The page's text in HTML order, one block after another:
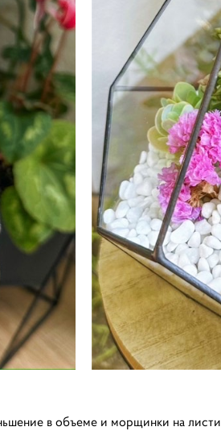
в объеме и морщинки на